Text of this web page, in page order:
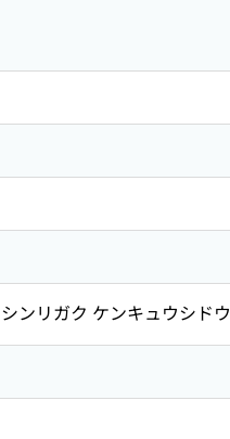
シンリガク ケンキュウシドウ